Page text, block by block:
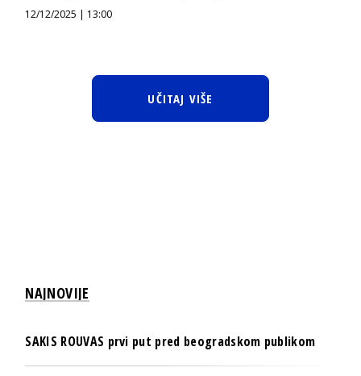
12/12/2025 | 13:00
UČITAJ VIŠE
NAJNOVIJE
SAKIS ROUVAS prvi put pred beogradskom publikom